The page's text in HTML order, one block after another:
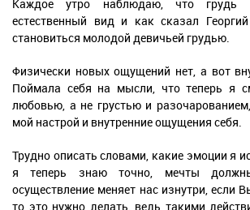
Каждое утро наблюдаю, что грудь
естественный вид и как сказал
становиться молодой девичьей грудью.
Физически новых ощущений нет, а вот
Поймала себя на мысли, что теперь я
любовью, а не грустью и
мой настрой и внутренние ощущения себя.
Трудно описать словами, какие эмоции я
я теперь знаю точно, мечты
осуществление меняет нас изнутри, если
то это нужно делать, ведь такими